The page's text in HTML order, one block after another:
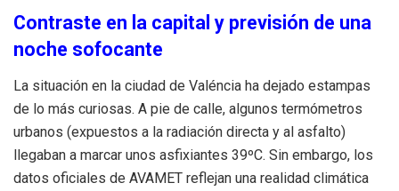
Contraste en la capital y previsión de una
noche sofocante
La situación en la ciudad de Valéncia ha dejado estampas
de lo más curiosas. A pie de calle, algunos termómetros
urbanos (expuestos a la radiación directa y al asfalto)
llegaban a marcar unos asfixiantes 39ºC. Sin embargo, los
datos oficiales de AVAMET reflejan una realidad climática